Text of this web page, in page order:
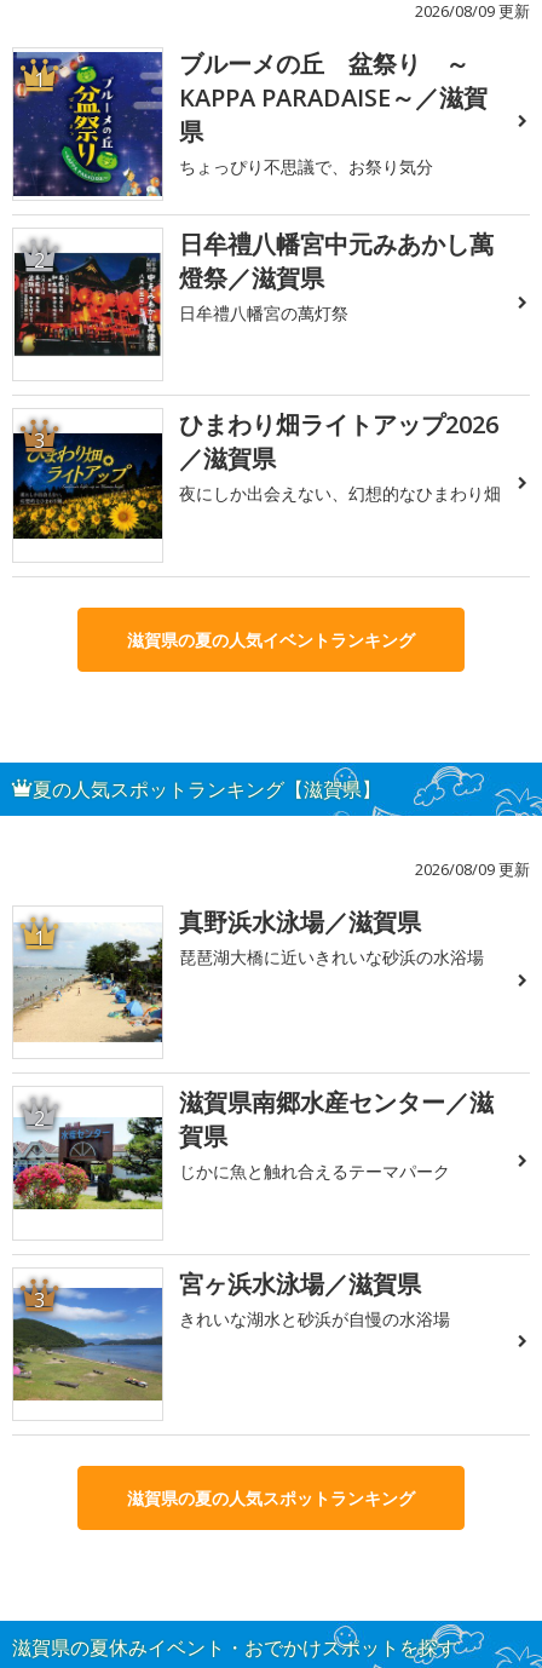
2026/08/09 更新
1
ブルーメの丘 盆祭り ～
KAPPA PARADAISE～／滋賀
県
ちょっぴり不思議で、お祭り気分
2
日牟禮八幡宮中元みあかし萬
燈祭／滋賀県
日牟禮八幡宮の萬灯祭
3
ひまわり畑ライトアップ2026
／滋賀県
夜にしか出会えない、幻想的なひまわり畑
滋賀県の夏の人気イベントランキング
夏の人気スポットランキング【滋賀県】
2026/08/09 更新
1 真野浜水泳場／滋賀県
琵琶湖大橋に近いきれいな砂浜の水浴場
2
滋賀県南郷水産センター／滋
賀県
じかに魚と触れ合えるテーマパーク
3 宮ヶ浜水泳場／滋賀県
きれいな湖水と砂浜が自慢の水浴場
滋賀県の夏の人気スポットランキング
滋賀県の夏休みイベント・おでかけスポットを探す